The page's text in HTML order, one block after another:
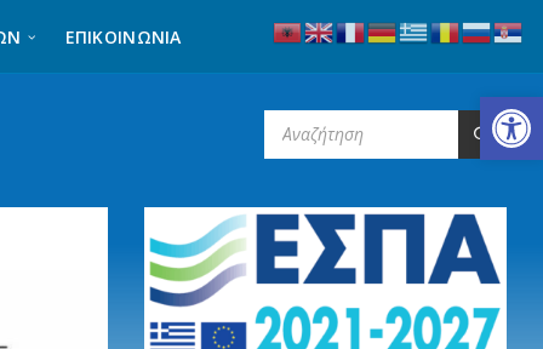
Ανοίξτε τη γραμμή εργαλείων
ΕΠΙΚΟΙΝΩΝΊΑ